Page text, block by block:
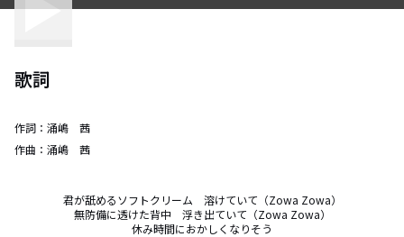
歌詞
作詞： 涌嶋 茜
作曲： 涌嶋 茜
君が舐めるソフトクリーム　溶けていて（Zowa Zowa）
無防備に透けた背中　浮き出ていて（Zowa Zowa）
休み時間におかしくなりそう